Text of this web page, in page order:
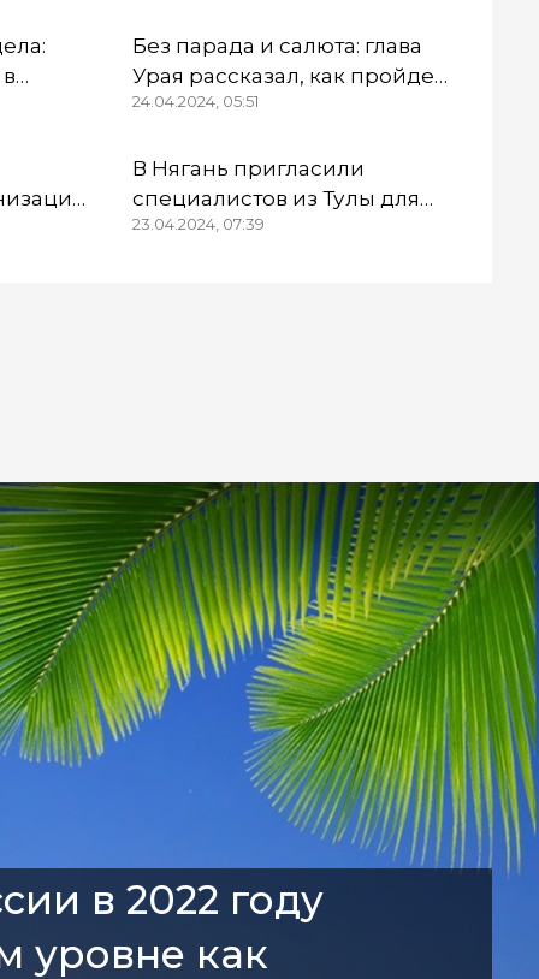
Без парада и салюта: глава
Урая рассказал, как пройдет
Первомай
24.04.2024, 05:51
В Нягань пригласили
специалистов из Тулы для
обследования здания ДК
23.04.2024, 07:39
в 2022 году
уровне как